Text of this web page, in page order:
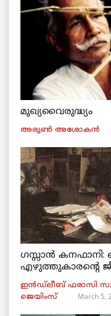
മുഖ്യവൈരുദ്ധ്യം
അരുണ്‍ അശോകൻ
ഗസ്സാൻ
എഴുത്തുകാരന്റെ
ഇൻഡ്ലീബ് ​​ഫരാസി
ജെയിംസ്
March 5,